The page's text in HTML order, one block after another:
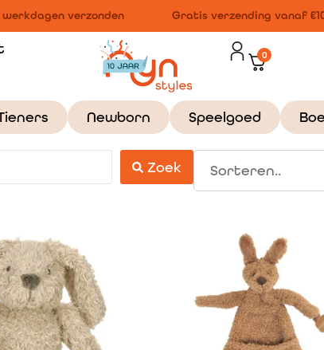
verzonden Gratis verzending vanaf
0
Newborn Speelgoed
Zoek